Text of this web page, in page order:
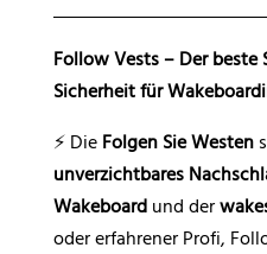
Follow Vests – Der beste
Sicherheit für
⚡ Die Folgen Sie Westen
unverzichtbares
Wakeboardund der
oder erfahrener Profi,